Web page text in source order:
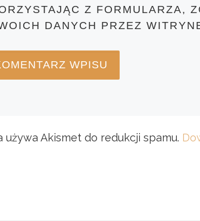
Z FORMULARZA,
DANYCH PRZEZ
używa Akismet do redukcji spamu.